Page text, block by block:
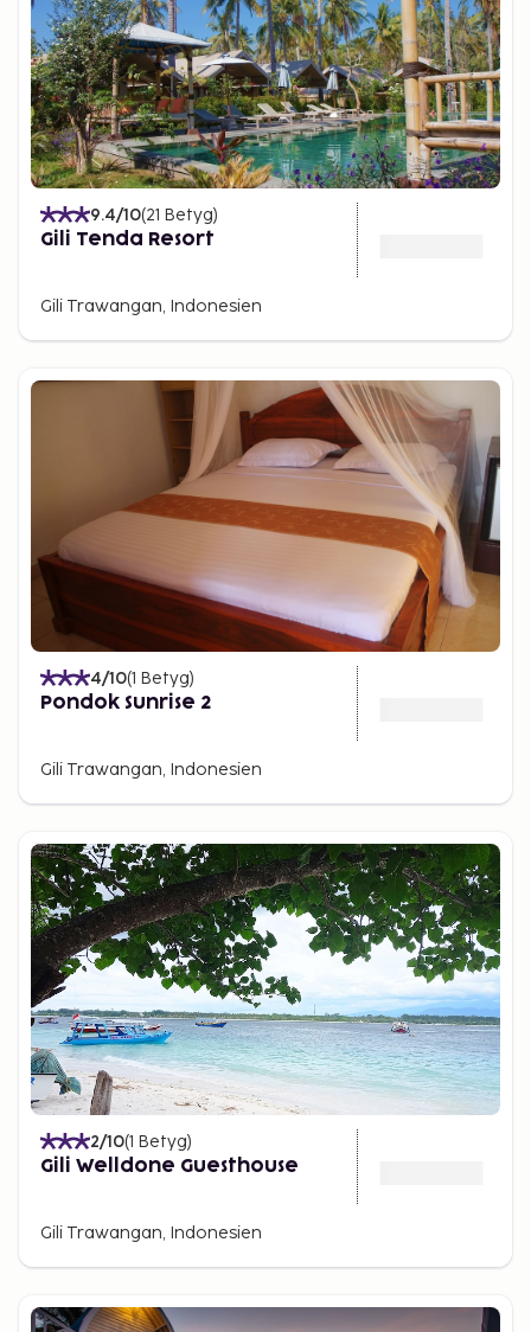
9.4/10(21 Betyg)
Gili Tenda Resort
Gili Trawangan, Indonesien
4/10(1 Betyg)
Pondok Sunrise 2
Gili Trawangan, Indonesien
2/10(1 Betyg)
Gili Welldone Guesthouse
Gili Trawangan, Indonesien